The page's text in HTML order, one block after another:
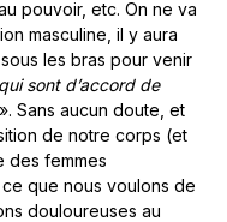
pouvoir, etc. On ne va
masculine, il y aura
les bras pour venir
sont d’accord de
Sans aucun doute, et
de notre corps (et
des femmes
que nous voulons de
douloureuses au